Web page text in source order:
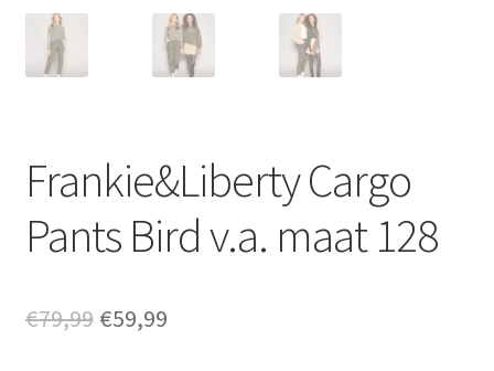
Frankie&Liberty Cargo
Pants Bird v.a. maat 128
€79,99 Oorspronkelijke
€59,99Huidige